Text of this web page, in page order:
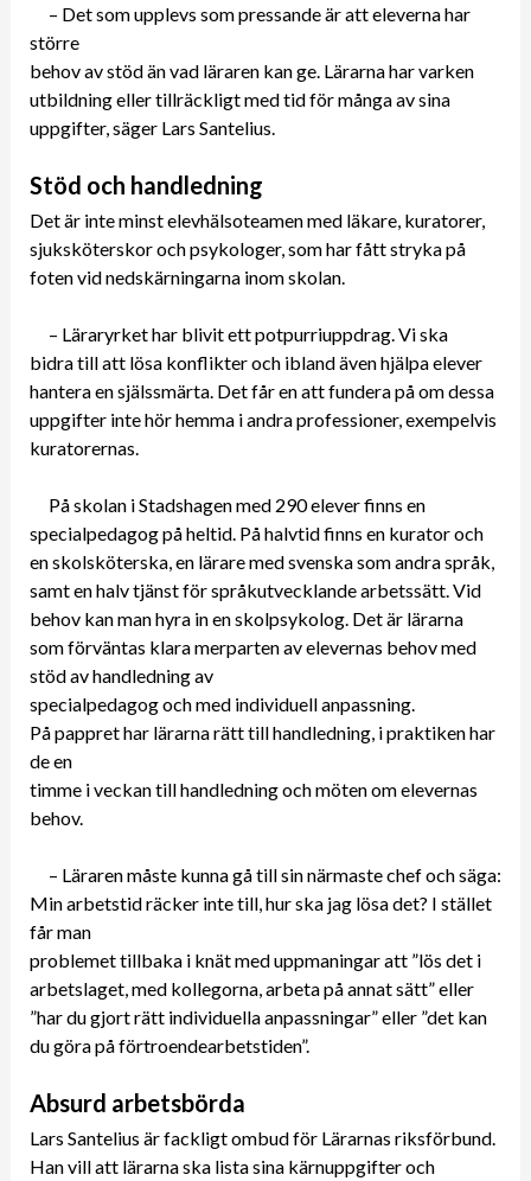
– Det som upplevs som pressande är att eleverna har
större
behov av stöd än vad läraren kan ge. Lärarna har varken
utbildning eller tillräckligt med tid för många av sina
uppgifter, säger Lars Santelius.
Stöd och handledning
Det är inte minst elevhälsoteamen med läkare, kuratorer,
sjuksköterskor och psykologer, som har fått stryka på
foten vid nedskärningarna inom skolan.
– Läraryrket har blivit ett potpurriuppdrag. Vi ska
bidra till att lösa konflikter och ibland även hjälpa elever
hantera en själssmärta. Det får en att fundera på om dessa
uppgifter inte hör hemma i andra professioner, exempelvis
kuratorernas.
På skolan i Stadshagen med 290 elever finns en
specialpedagog på heltid. På halvtid finns en kurator och
en skolsköterska, en lärare med svenska som andra språk,
samt en halv tjänst för språkutvecklande arbetssätt. Vid
behov kan man hyra in en skolpsykolog. Det är lärarna
som förväntas klara merparten av elevernas behov med
stöd av handledning av
specialpedagog och med individuell anpassning.
På pappret har lärarna rätt till handledning, i praktiken har
de en
timme i veckan till handledning och möten om elevernas
behov.
– Läraren måste kunna gå till sin närmaste chef och säga:
Min arbetstid räcker inte till, hur ska jag lösa det? I stället
får man
problemet tillbaka i knät med uppmaningar att ”lös det i
arbetslaget, med kollegorna, arbeta på annat sätt” eller
”har du gjort rätt individuella anpassningar” eller ”det kan
du göra på förtroendearbetstiden”.
Absurd arbetsbörda
Lars Santelius är fackligt ombud för Lärarnas riksförbund.
Han vill att lärarna ska lista sina kärnuppgifter och